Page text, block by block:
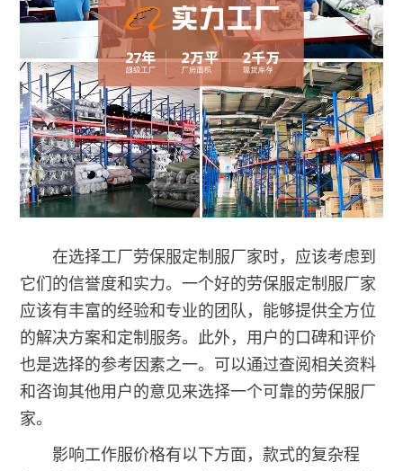
在选择工厂劳保服定制服厂家时，应该考虑到
它们的信誉度和实力。一个好的劳保服定制服厂家
应该有丰富的经验和专业的团队，能够提供全方位
的解决方案和定制服务。此外，用户的口碑和评价
也是选择的参考因素之一。可以通过查阅相关资料
和咨询其他用户的意见来选择一个可靠的劳保服厂
家。
影响工作服价格有以下方面，款式的复杂程